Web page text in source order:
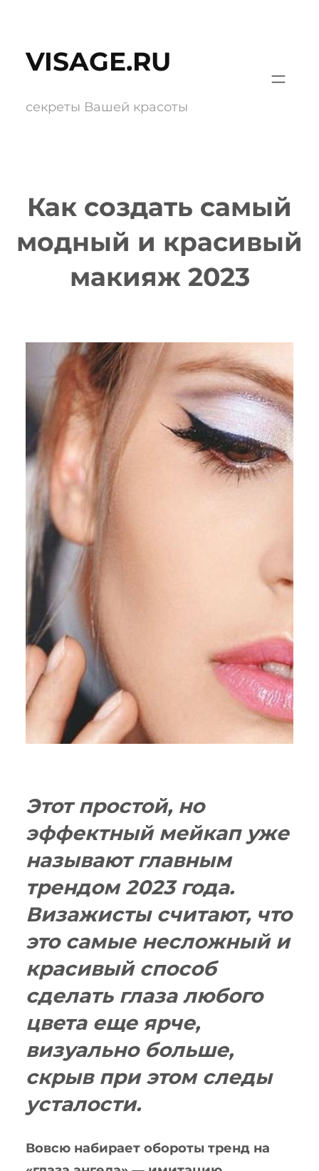
содержимому
VISAGE.RU
секреты Вашей красоты
Как создать самый
модный и красивый
макияж 2023
Этот простой, но
эффектный мейкап уже
называют главным
трендом 2023 года.
Визажисты считают, что
это самые несложный и
красивый способ
сделать глаза любого
цвета еще ярче,
визуально больше,
скрыв при этом следы
усталости.
Вовсю набирает обороты тренд на